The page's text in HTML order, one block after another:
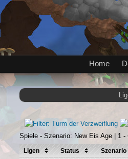
Home
Spiele - Szenario: New Eis Age | 1 -
Ligen Status Szenario